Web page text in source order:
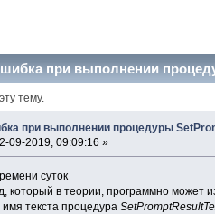
при выполнении
тему.
при выполнении процедуры
09-2019, 09:09:16 »
суток
который в теории, программно может
текста процедура